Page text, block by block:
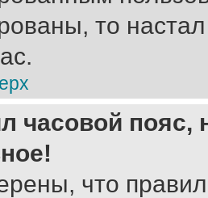
то
часовой пояс,
что